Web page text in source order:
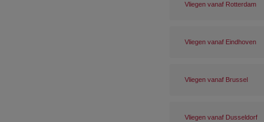
Vliegen vanaf Rotterdam
Vliegen vanaf Eindhoven
Vliegen vanaf Brussel
Vliegen vanaf Dusseldorf